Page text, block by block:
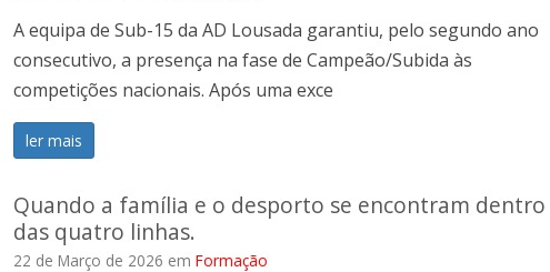
A equipa de Sub-15 da AD Lousada garantiu, pelo segundo ano
consecutivo, a presença na fase de Campeão/Subida às
competições nacionais. Após uma exce
ler mais
Quando a família e o desporto se encontram dentro
das quatro linhas.
22 de Março de 2026 em Formação